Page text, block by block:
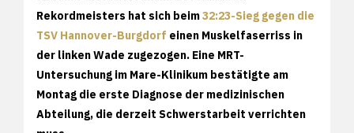
Rekordmeisters hat sich beim32:23-Sieg gegen die
TSV Hannover-Burgdorf einen Muskelfaserriss in
der linken Wade zugezogen. Eine MRT-
Untersuchung im Mare-Klinikum bestätigte am
Montag die erste Diagnose der medizinischen
Abteilung, die derzeit Schwerstarbeit verrichten